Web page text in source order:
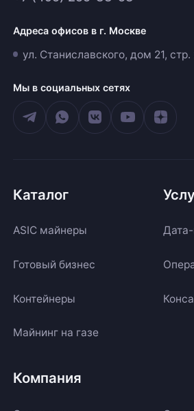
Адреса офисов в г. Москве
ул. Станиславского, дом 21, стр.
Мы в социальных сетях
Каталог
ASIC майнеры
Готовый бизнес
Контейнеры
Майнинг на газе
Компания